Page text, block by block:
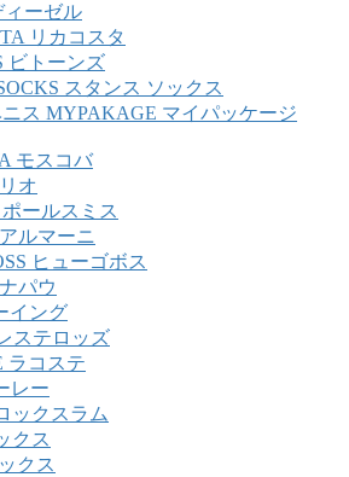
ィーゼル
リカコスタ
ビトーンズ
スタンス ソックス
ス MYPAKAGE マイパッケージ
モスコバ
オ
ポールスミス
ルマーニ
ヒューゴボス
パウ
イング
ステロッズ
ラコステ
レー
ックスラム
クス
クス